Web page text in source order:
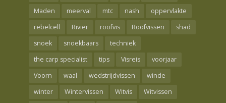
Maden
meerval mtc nash
oppervlakte
rebelcell
Rivier roofvis Roofvissen
shad
snoek
snoekbaars
techniek
the carp specialist
tips Visreis
voorjaar
Voorn
waal wedstrijdvissen
winde
winter
Wintervissen Witvis Witvissen